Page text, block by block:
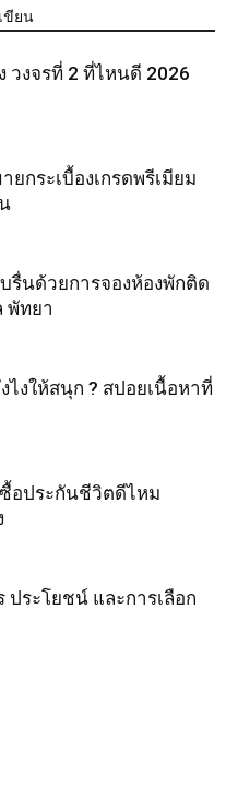
ขียน
วงจรที่ 2 ที่ไหนดี 2026
กระเบื้องเกรดพรีเมียม
รื่นด้วยการจองห้องพักติด
พัทยา
ไงให้สนุก ? สปอยเนื้อหาที่
อประกันชีวิตดีไหม
ประโยชน์ และการเลือก